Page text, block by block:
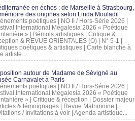
en échos : de Marseille à Strasbourg,
des origines selon Linda Moufadil
poétiques | NO II / Hors-Série 2026 |
International Megalesia 2026 « Poétique
» | Bémols artistiques | Critique &
& REVUE ORIENTALES (O) | N° 5-1 |
poétiques & artistiques | Carte blanche à
artiste...
autour de Madame de Sévigné au
Carnavalet à Paris
poétiques | NO II / Hors-Série 2026 |
International Megalesia 2026 « Poétique
» | Critique & réception | Dossier majeur
& témoignages | Revue Matrimoine |
/ Invitations à voir | Agenda artistique...